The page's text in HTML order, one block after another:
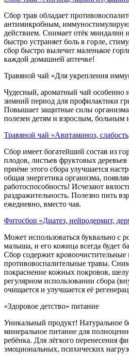
Сбор трав обладает
антимикробным,
действием. Снимает отёк миндалин
быстро устраняет боль в горле,
сбор быстро вылечит маленькое
каждой домашней аптечке!
Травяной чай «Для укрепления
Чудесный, ароматный чай особенно
зимний период для профилактики
Повышает защитные силы
полезен детям и взрослым, больным
Травяной чай «Авитаминоз,
Сбор имеет богатейший состав из
плодов, листьев фруктовых
приёме этого сбора улучшается
общая энергетика организма,
работоспособность! Исчезают
раздражительность. Полезно пить
ежедневно, вместо чая.
Фитосбор «Диатез, нейродермит,
Может использоваться буквально с
малыша, и его кожица всегда будет
Сбор содержит кровоочистительные
противовоспалительные травы.
покраснение кожных покровов,
регулярном использовании сбора
очищается и улучшается её
«Здоровое детство» питание
Уникальный продукт! Натуральное
минеральное питание для
ребёнка. Для лёгкого перенесения
эмоциональных, психических